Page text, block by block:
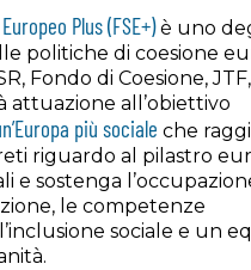
Plus (FSE+)è uno
politiche di coesione
Fondo di Coesione, JTF,
attuazione all’obiettivo
più sociale che
riguardo al pilastro
e sostenga
le competenze
sociale e un